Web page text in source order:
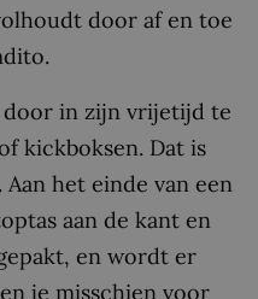
door af en toe
door in zijn vrijetijd te
kickboksen. Dat is
het einde van een
aan de kant en
en wordt er
je misschien voor